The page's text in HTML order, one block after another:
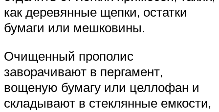
как деревянные щепки, остатки
бумаги или мешковины.
Очищенный прополис
заворачивают в пергамент,
вощеную бумагу или целлофан и
складывают в стеклянные емкости,